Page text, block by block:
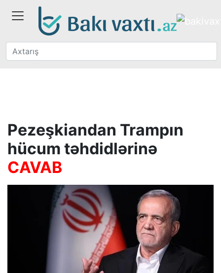
Pezeşkiandan Trampın
hücum təhdidlərinə
CAVAB